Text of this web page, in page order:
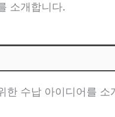
소개합니다.
한 수납 아이디어를